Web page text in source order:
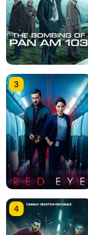
3
4